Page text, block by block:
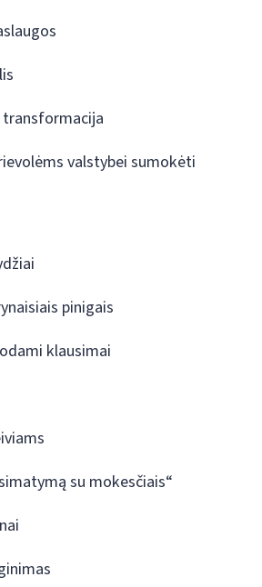
valstybei sumokėti
pinigais
klausimai
su mokesčiais“